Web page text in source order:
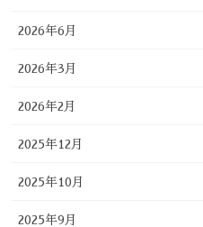
2026年6月
2026年3月
2026年2月
2025年12月
2025年10月
2025年9月